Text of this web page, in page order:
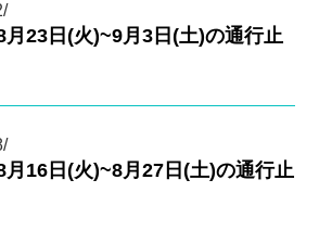
月23日(火)~9月3日(土)の通行止
月16日(火)~8月27日(土)の通行止